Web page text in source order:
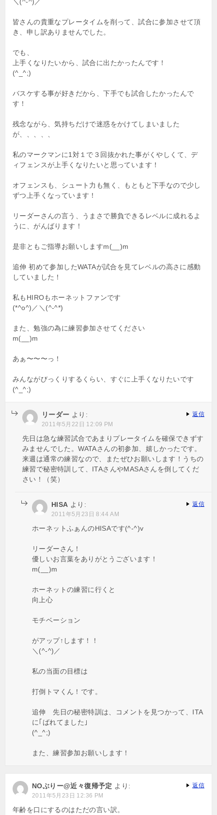
皆さんの貴重なプレータイムを削って、試合に参加させて頂
き、申し訳ありませんでした。
でも、
上手くなりたいから、試合に出たかったんです！
(^_^;)
バスケする事が好きだから、下手でも試合したかったんで
す！
残念ながら、気持ちだけで迷惑をかけてしまいました
が、、、、、
私のマークマンに1対１で３回抜かれた事がくやしくて、デ
ィフェンスが上手くなりたいと思っています！
オフェンスも、シュート力も無く、もともと下手なので少し
ずつ上手くなっています！
リーダーさんの言う、うまさで勝負できるレベルに成れるよ
うに、がんばります！
是非ともご指導お願いしますm(__)m
追伸 初めて参加したWATAが試合を見てレベルの高さに感動
していました！
私もHIROもホーネットファンです
(*^o^)／＼(^-^*)
また、勉強の為に練習参加させてください
m(__)m
あぁ〜〜〜っ！
みんながびっくりするくらい、すぐに上手くなりたいです
(^_^;)
リーダー より:
2011年5月22日 12:09 PM
先日は急な練習試合であまりプレータイムを確保できずす
みませんでした。WATAさんの初参加、嬉しかったです。
来週は通常の練習なので、またぜひお願いします！うちの
練習で秘密特訓して、ITAさんやMASAさんを倒してくだ
さい！（笑）
返信
HISA より:
2011年5月23日 8:44 AM
ホーネットふぁんのHISAです(^-^)v
リーダーさん！
優しいお言葉をありがとうございます！
m(__)m
ホーネットの練習に行くと
向上心
モチベーション
がアップ↑します！！
＼(^-^)／
私の当面の目標は
打倒トマくん！です。
追伸 先日の秘密特訓は、コメントを見つかって、ITA
に｢ばれてました｣
(^_^;)
また、練習参加お願いします！
返信
NOぶりー@近々復帰予定 より:
2011年5月23日 12:36 PM
年齢を口にするのはただの言い訳。
返信